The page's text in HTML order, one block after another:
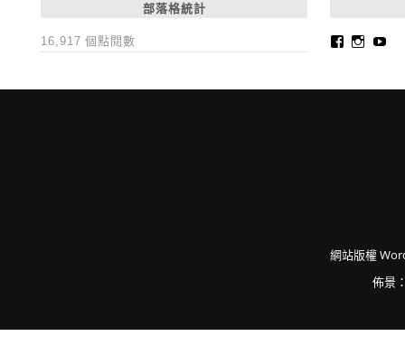
部落格統計
16,917 個點閱數
網站版權
佈景